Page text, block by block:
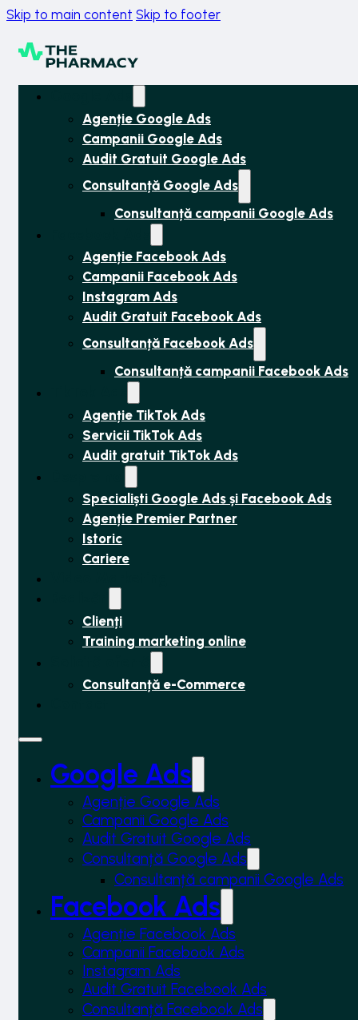
Skip to main content Skip to footer
Agenție Google Ads
Campanii Google Ads
Audit Gratuit Google Ads
Consultanță Google Ads
Consultanță campanii Google Ads
Agenție Facebook Ads
Campanii Facebook Ads
Instagram Ads
Audit Gratuit Facebook Ads
Consultanță Facebook Ads
Consultanță campanii Facebook Ads
Agenție TikTok Ads
Servicii TikTok Ads
Audit gratuit TikTok Ads
Specialiști Google Ads și Facebook Ads
Agenție Premier Partner
Istoric
Cariere
Clienți
Training marketing online
Consultanță e-Commerce
Google Ads
Agenție Google Ads
Campanii Google Ads
Audit Gratuit Google Ads
Consultanță Google Ads
Consultanță campanii Google Ads
Facebook Ads
Agenție Facebook Ads
Campanii Facebook Ads
Instagram Ads
Audit Gratuit Facebook Ads
Consultanță Facebook Ads